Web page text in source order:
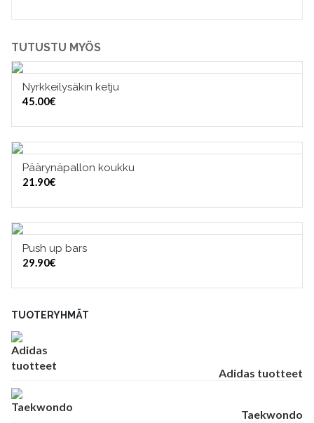
TUTUSTU MYÖS
Nyrkkeilysäkin ketju
45.00€
LISÄÄ OSTOSKORIIN
Päärynäpallon koukku
21.90€
Push up bars
29.90€
TUOTERYHMÄT
Adidas tuotteet
Taekwondo